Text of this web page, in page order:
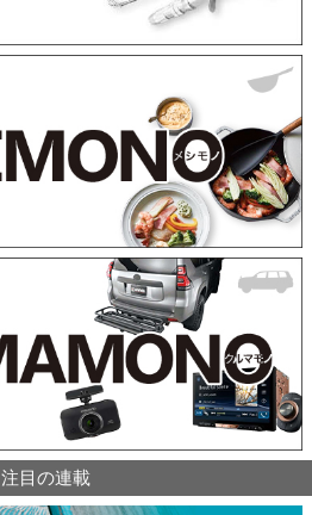
注目の連載